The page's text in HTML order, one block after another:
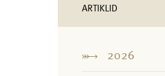
ARTIKLID
2026